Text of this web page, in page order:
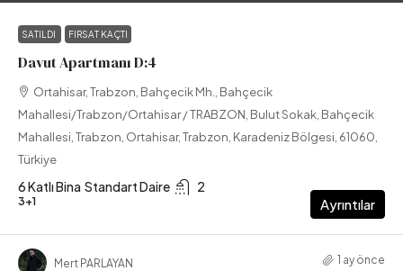
SATILDI FIRSAT KAÇTI
Davut Apartmanı D:4
Ortahisar, Trabzon, Bahçecik Mh., Bahçecik
Mahallesi/Trabzon/Ortahisar / TRABZON, Bulut Sokak, Bahçecik
Mahallesi, Trabzon, Ortahisar, Trabzon, Karadeniz Bölgesi, 61060,
Türkiye
6 Katlı Bina Standart Daire 2
3+1 Ayrıntılar
Mert PARLAYAN 1 ay önce